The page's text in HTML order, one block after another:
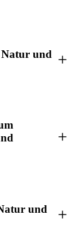
Natur und
und